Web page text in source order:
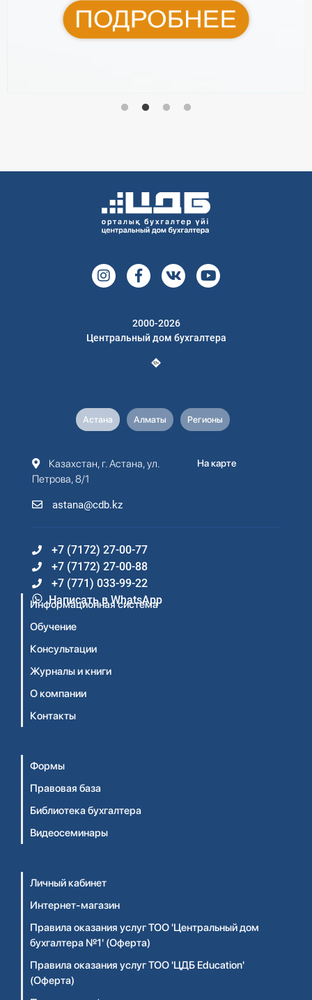
2000-2026
Центральный дом бухгалтера
Астана Алматы Регионы
Казахстан, г. Астана, ул.
Петрова, 8/1
astana@cdb.kz
На карте
+7 (7172) 27-00-77
+7 (7172) 27-00-88
+7 (771) 033-99-22
Написать в WhatsApp
Информационная система
Обучение
Консультации
Журналы и книги
О компании
Контакты
Формы
Правовая база
Библиотека бухгалтера
Видеосеминары
Личный кабинет
Интернет-магазин
Правила оказания услуг ТОО 'Центральный дом
бухгалтера №1' (Оферта)
Правила оказания услуг ТОО 'ЦДБ Education'
(Оферта)